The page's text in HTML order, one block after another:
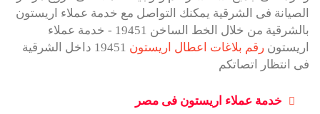
الصيانة فى الشرقية يمكنك التواصل مع خدمة عملاء اريستون
بالشرقية من خلال الخط الساخن 19451 - خدمة عملاء
اريستون رقم بلاغات اعطال اريستون
19451 داخل الشرقية
فى انتظار اتصاتكم